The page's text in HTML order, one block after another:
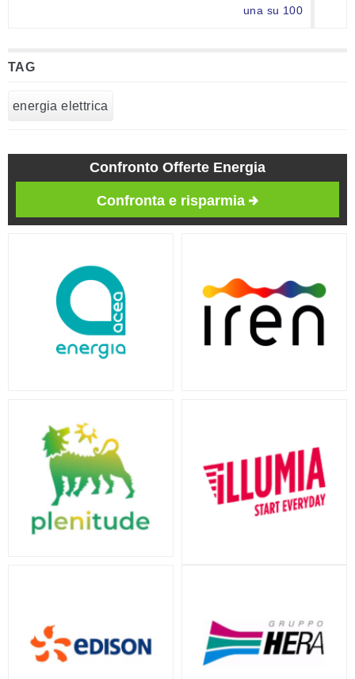
una su 100
TAG
energia elettrica
Confronto Offerte Energia
Confronta e risparmia